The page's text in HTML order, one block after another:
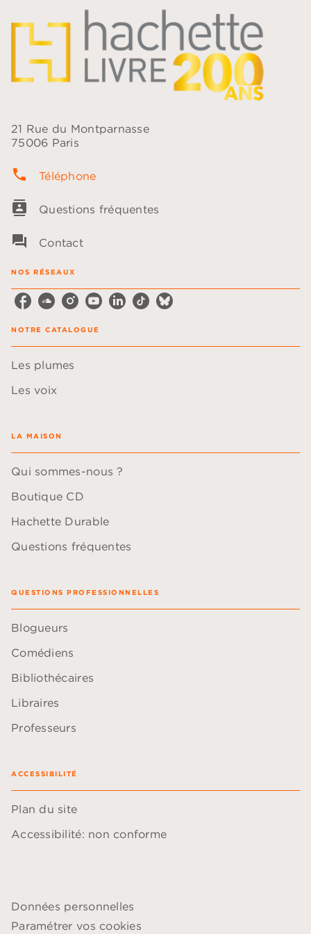
21 Rue du Montparnasse
75006 Paris
phone Téléphone
contacts Questions fréquentes
question_answer Contact
NOS RÉSEAUX
NOTRE CATALOGUE
Les plumes
Les voix
LA MAISON
Qui sommes-nous ?
Boutique CD
Hachette Durable
Questions fréquentes
QUESTIONS PROFESSIONNELLES
Blogueurs
Comédiens
Bibliothécaires
Libraires
Professeurs
ACCESSIBILITÉ
Plan du site
Accessibilité: non conforme
Données personnelles
Paramétrer vos cookies